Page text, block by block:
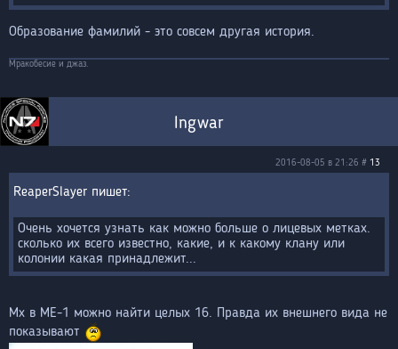
Образование фамилий - это совсем другая история.
Мракобесие и джаз.
Ingwar
2016-08-05 в 21:26 # 13
ReaperSlayer
Очень хочется узнать как можно больше о лицевых метках.
сколько их всего известно, какие, и к какому клану или
колонии какая принадлежит...
Мх в МЕ-1 можно найти целых 16. Правда их внешнего вида не
показывают